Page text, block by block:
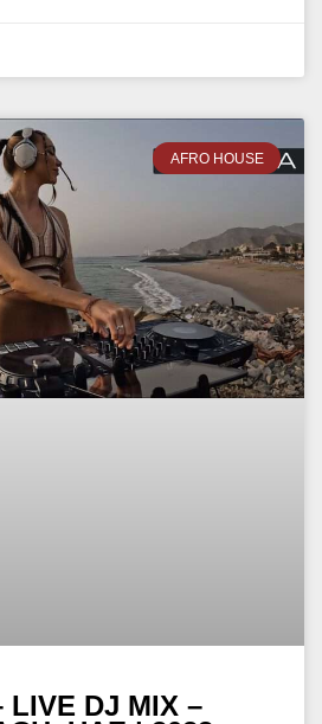
AFRO HOUSE
LIVE DJ MIX –